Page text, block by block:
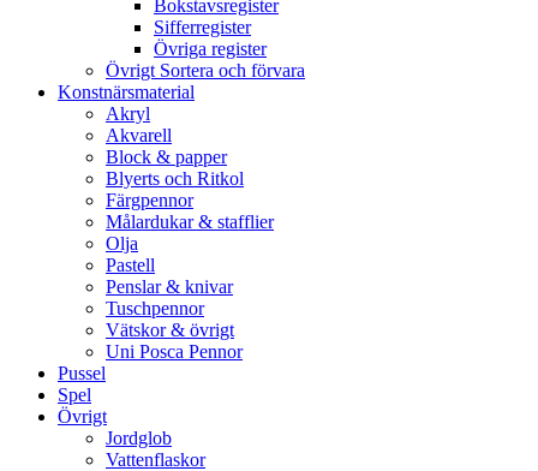
Bokstavsregister
Sifferregister
Övriga register
Övrigt Sortera och förvara
Konstnärsmaterial
Akryl
Akvarell
Block & papper
Blyerts och Ritkol
Färgpennor
Målardukar & stafflier
Olja
Pastell
Penslar & knivar
Tuschpennor
Vätskor & övrigt
Uni Posca Pennor
Pussel
Spel
Övrigt
Jordglob
Vattenflaskor